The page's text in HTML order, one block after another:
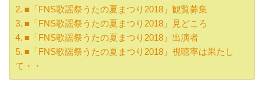
■「FNS歌謡祭うたの夏まつり2018」観覧募集
■「FNS歌謡祭うたの夏まつり2018」見どころ
■「FNS歌謡祭うたの夏まつり2018」出演者
■「FNS歌謡祭うたの夏まつり2018」視聴率は果たし
て・・